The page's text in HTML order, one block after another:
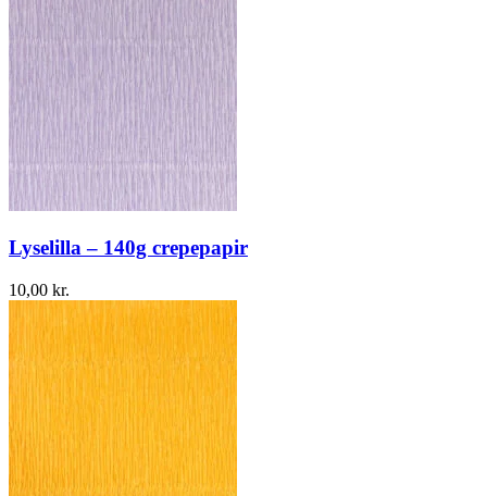
Lyselilla – 140g crepepapir
10,00 kr.